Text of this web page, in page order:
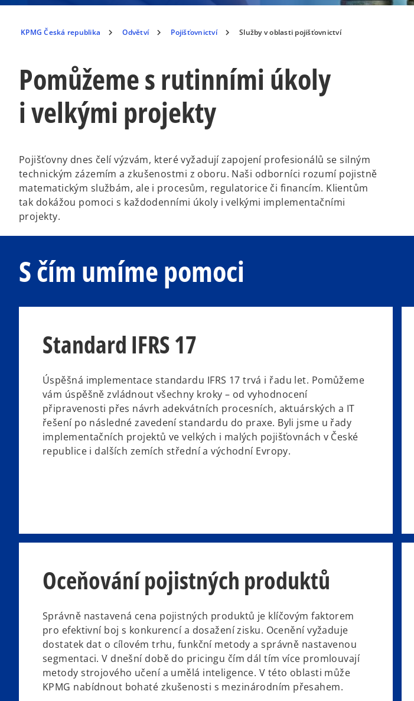
KPMG Česká republika Odvětví Pojišťovnictví Služby v oblasti pojišťovnictví
Pomůžeme s rutinními úkoly
i velkými projekty
Pojišťovny dnes čelí výzvám, které vyžadují zapojení profesionálů se silným
technickým zázemím a zkušenostmi z oboru. Naši odborníci rozumí pojistně
matematickým službám, ale i procesům, regulatorice či financím. Klientům
tak dokážou pomoci s každodenními úkoly i velkými implementačními
projekty.
S čím umíme pomoci
Standard IFRS 17
Úspěšná implementace standardu IFRS 17 trvá i řadu let. Pomůžeme
vám úspěšně zvládnout všechny kroky – od vyhodnocení
připravenosti přes návrh adekvátních procesních, aktuárských a IT
řešení po následné zavedení standardu do praxe. Byli jsme u řady
implementačních projektů ve velkých i malých pojišťovnách v České
republice i dalších zemích střední a východní Evropy.
Oceňování pojistných produktů
Správně nastavená cena pojistných produktů je klíčovým faktorem
pro efektivní boj s konkurencí a dosažení zisku. Ocenění vyžaduje
dostatek dat o cílovém trhu, funkční metody a správně nastavenou
segmentaci. V dnešní době do pricingu čím dál tím více promlouvají
metody strojového učení a umělá inteligence. V této oblasti může
KPMG nabídnout bohaté zkušenosti s mezinárodním přesahem.